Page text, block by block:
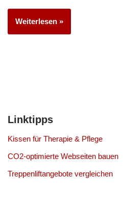
Weiterlesen »
Linktipps
Kissen für Therapie & Pflege
CO2-optimierte Webseiten bauen
Treppenliftangebote vergleichen